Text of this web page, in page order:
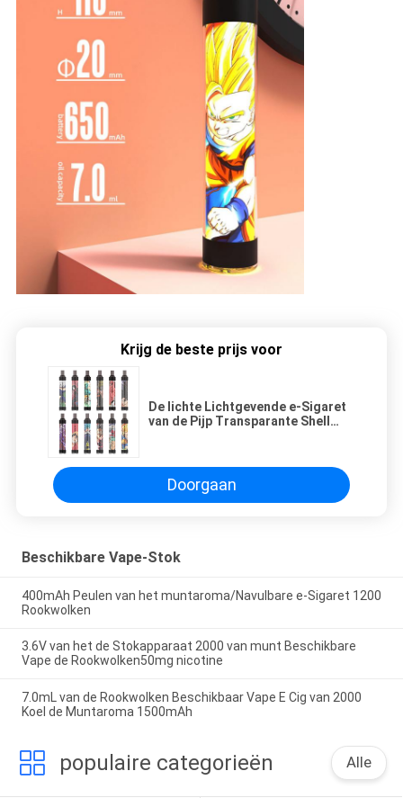
Krijg de beste prijs voor
De lichte Lichtgevende e-Sigaret
van de Pijp Transparante Shell
Doorgaan
Beschikbare Vape-Stok
400mAh Peulen van het muntaroma/Navulbare e-Sigaret 1200
Rookwolken
3.6V van het de Stokapparaat 2000 van munt Beschikbare
Vape de Rookwolken50mg nicotine
7.0mL van de Rookwolken Beschikbaar Vape E Cig van 2000
Koel de Muntaroma 1500mAh
populaire categorieën Alle